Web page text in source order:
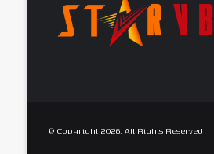
© Copyright 2026, All Rights Reserved |